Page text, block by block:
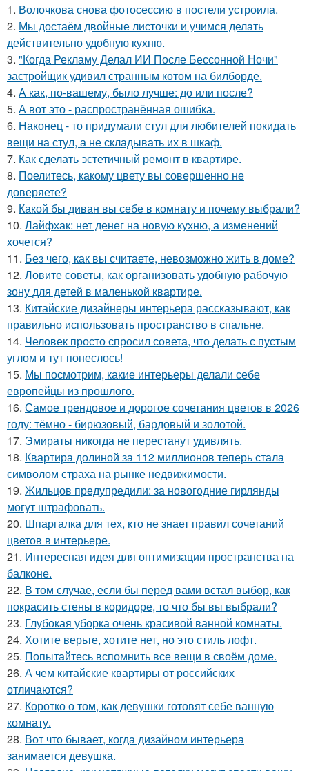
1. Волочкова снова фотосессию в постели устроила.
2. Мы достаём двойные листочки и учимся делать
действительно удобную кухню.
3. "Когда Рекламу Делал ИИ После Бессонной Ночи"
застройщик удивил странным котом на билборде.
4. А как, по-вашему, было лучше: до или после?
5. А вот это - распространённая ошибка.
6. Наконец - то придумали стул для любителей покидать
вещи на стул, а не складывать их в шкаф.
7. Как сделать эстетичный ремонт в квартире.
8. Поелитесь, какому цвету вы совершенно не
доверяете?
9. Какой бы диван вы себе в комнату и почему выбрали?
10. Лайфхак: нет денег на новую кухню, а изменений
хочется?
11. Без чего, как вы считаете, невозможно жить в доме?
12. Ловите советы, как организовать удобную рабочую
зону для детей в маленькой квартире.
13. Китайские дизайнеры интерьера рассказывают, как
правильно использовать пространство в спальне.
14. Человек просто спросил совета, что делать с пустым
углом и тут понеслось!
15. Мы посмотрим, какие интерьеры делали себе
европейцы из прошлого.
16. Самое трендовое и дорогое сочетания цветов в 2026
году: тёмно - бирюзовый, бардовый и золотой.
17. Эмираты никогда не перестанут удивлять.
18. Квартира долиной за 112 миллионов теперь стала
символом страха на рынке недвижимости.
19. Жильцов предупредили: за новогодние гирлянды
могут штрафовать.
20. Шпаргалка для тех, кто не знает правил сочетаний
цветов в интерьере.
21. Интересная идея для оптимизации пространства на
балконе.
22. В том случае, если бы перед вами встал выбор, как
покрасить стены в коридоре, то что бы вы выбрали?
23. Глубокая уборка очень красивой ванной комнаты.
24. Хотите верьте, хотите нет, но это стиль лофт.
25. Попытайтесь вспомнить все вещи в своём доме.
26. А чем китайские квартиры от российских
отличаются?
27. Коротко о том, как девушки готовят себе ванную
комнату.
28. Вот что бывает, когда дизайном интерьера
занимается девушка.